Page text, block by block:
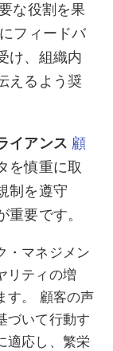
な役割を果
フィードバ
け、組織内
えるよう奨
イアンス 顧
を慎重に取
制を遵守
要です。
・マネジメン
リティの増
す。 顧客の声
づいて行動す
適応し、繁栄